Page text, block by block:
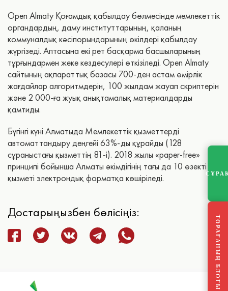
Open Almaty Қоғамдық қабылдау бөлмесінде мемлекеттік
органдардың, даму институттарының, қаланың
коммуналдық кәсіпорындарының өкілдері қабылдау
жүргізеді. Аптасына екі рет басқарма басшыларының
тұрғындармен жеке кездесулері өткізіледі. Open Almaty
сайтының ақпараттық базасы 700-ден астам өмірлік
жағдайлар алгоритмдерін, 100 жылдам жауап скриптерін
және 2 000-ға жуық анықтамалық материалдарды
қамтиды.
Бүгінгі күні Алматыда Мемлекеттік қызметтерді
автоматтандыру деңгейі 63%-ды құрайды (128
сұраныстағы қызметтің 81-і). 2018 жылы «paper-free»
принципі бойынша Алматы әкімдігінің тағы да 10 өзекті
қызметі электрондық форматқа көшіріледі.
Достарыңызбен бөлісіңіз:
ТӨРАҒАНЫҢ БЛОГЫ